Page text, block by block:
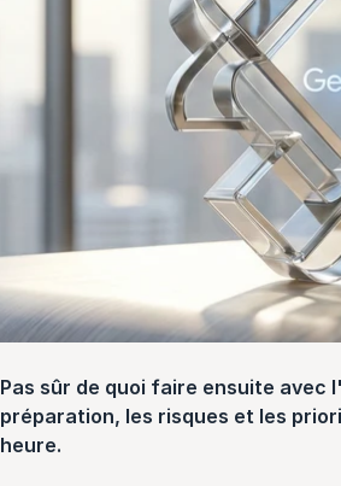
Pas sûr de quoi faire ensuite avec
préparation, les risques et les
heure.